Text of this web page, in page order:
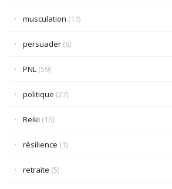
musculation (11)
persuader (6)
PNL (59)
politique (27)
Reiki (16)
résilience (1)
retraite (5)